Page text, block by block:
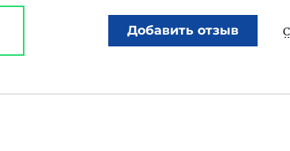
Добавить отзыв